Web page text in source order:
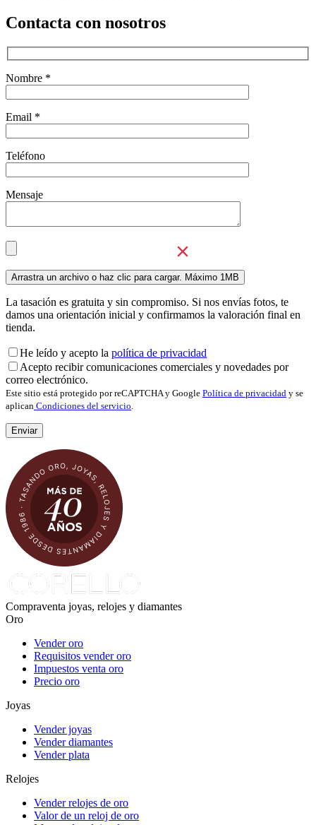
Contacta con nosotros
Nombre *
Email *
Teléfono
Mensaje
La tasación es gratuita y sin compromiso. Si nos envías fotos, te
damos una orientación inicial y confirmamos la valoración final en
tienda.
He leído y acepto la política de privacidad
Acepto recibir comunicaciones comerciales y novedades por
correo electrónico.
Este sitio está protegido por reCAPTCHA y Google Política de privacidad y se
aplican Condiciones del servicio
Compraventa joyas, relojes y diamantes
Oro
Vender oro
Requisitos vender oro
Impuestos venta oro
Precio oro
Joyas
Vender joyas
Vender diamantes
Vender plata
Relojes
Vender relojes de oro
Valor de un reloj de oro